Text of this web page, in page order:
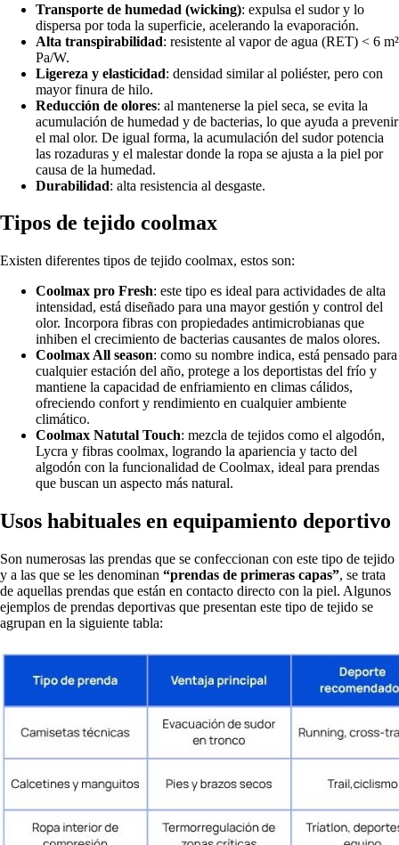
Transporte de humedad (wicking): expulsa el sudor y lo
dispersa por toda la superficie, acelerando la evaporación.
Alta transpirabilidad: resistente al vapor de agua (RET) < 6 m²
Pa/W.
Ligereza y elasticidad: densidad similar al poliéster, pero con
mayor finura de hilo.
Reducción de olores: al mantenerse la piel seca, se evita la
acumulación de humedad y de bacterias, lo que ayuda a prevenir
el mal olor. De igual forma, la acumulación del sudor potencia
las rozaduras y el malestar donde la ropa se ajusta a la piel por
causa de la humedad.
Durabilidad: alta resistencia al desgaste.
Tipos de tejido coolmax
Existen diferentes tipos de tejido coolmax, estos son:
Coolmax pro Fresh: este tipo es ideal para actividades de alta
intensidad, está diseñado para una mayor gestión y control del
olor. Incorpora fibras con propiedades antimicrobianas que
inhiben el crecimiento de bacterias causantes de malos olores.
Coolmax All season: como su nombre indica, está pensado para
cualquier estación del año, protege a los deportistas del frío y
mantiene la capacidad de enfriamiento en climas cálidos,
ofreciendo confort y rendimiento en cualquier ambiente
climático.
Coolmax Natutal Touch: mezcla de tejidos como el algodón,
Lycra y fibras coolmax, logrando la apariencia y tacto del
algodón con la funcionalidad de Coolmax, ideal para prendas
que buscan un aspecto más natural.
Usos habituales en equipamiento deportivo
Son numerosas las prendas que se confeccionan con este tipo de tejido
y a las que se les denominan “prendas de primeras capas”, se trata
de aquellas prendas que están en contacto directo con la piel. Algunos
ejemplos de prendas deportivas que presentan este tipo de tejido se
agrupan en la siguiente tabla: